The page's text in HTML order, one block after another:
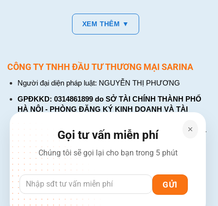
XEM THÊM ▼
CÔNG TY TNHH ĐẦU TƯ THƯƠNG MẠI SARINA
Người đại diện pháp luật: NGUYỄN THỊ PHƯƠNG
GPĐKKD: 0314861899 do SỞ TÀI CHÍNH THÀNH PHỐ
HÀ NỘI - PHÒNG ĐĂNG KÝ KINH DOANH VÀ TÀI
CHÍNH DOANH NGHIỆP cấp. Đăng ký lần đầu: ngày 26
tháng 01 năm 2018. Đăng ký thay đổi lần thứ: 4, ngày 31
tháng 03 năm 2026
226 Đường Láng, Đống Đa, Hà Nội
137 Đường Hòa Hưng, Phường 12, Quận 10, TP. Hồ Chí
Minh
Hotline: 1900 2106 - 0386 001 001
Gọi tư vấn miễn phí
Chúng tôi sẽ gọi lại cho bạn trong 5 phút